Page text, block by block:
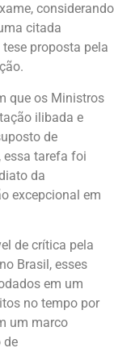
considerando
citada
proposta pela
que os Ministros
ilibada e
de
essa tarefa foi
da
excepcional em
de crítica pela
Brasil, esses
em um
no tempo por
um marco
de